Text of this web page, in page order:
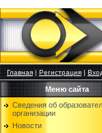
Главная|Регистрация|
Меню сайта
Сведения об
организации
Новости